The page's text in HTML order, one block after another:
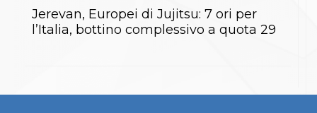
Pancrazio/Pankration
S'istrumpa
News
News
Jerevan, Europei di Jujitsu: 7 ori per
l’Italia, bottino complessivo a quota 29